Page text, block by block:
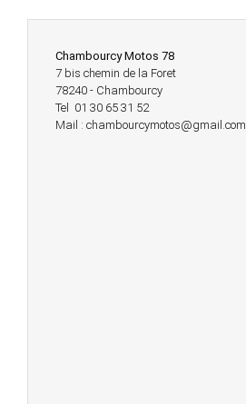
Chambourcy Motos 78
7 bis chemin de la Foret
78240 - Chambourcy
Tel 01 30 65 31 52
Mail : chambourcymotos@gmail.com